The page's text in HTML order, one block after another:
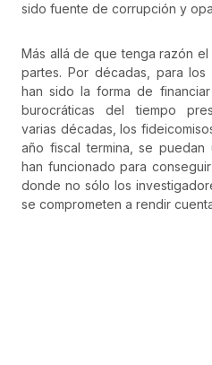
sido fuente de corrupción y
Más allá de que tenga razón
partes. Por décadas, para los
han sido la forma de
burocráticas del tiempo
varias décadas, los
año fiscal termina, se puedan
han funcionado para
donde no sólo los
se comprometen a rendir